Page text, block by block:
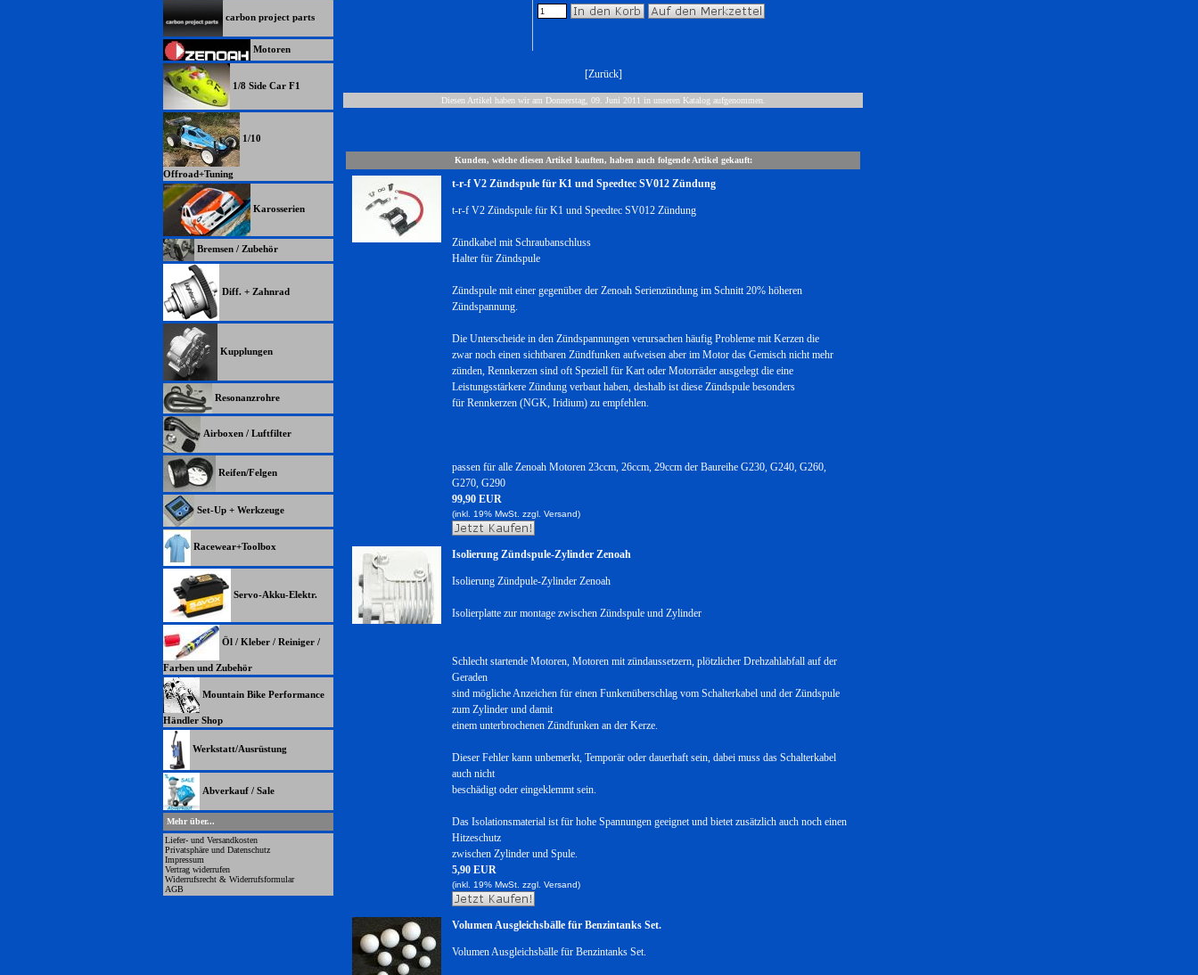
carbon project parts
Motoren
1/8 Side Car F1
1/10
Offroad+Tuning
Karosserien
Bremsen / Zubehör
Diff. + Zahnrad
Kupplungen
Resonanzrohre
Airboxen / Luftfilter
Reifen/Felgen
Set-Up + Werkzeuge
Racewear+Toolbox
Servo-Akku-Elektr.
Öl / Kleber / Reiniger /
Farben und Zubehör
Mountain Bike Performance
Händler Shop
Werkstatt/Ausrüstung
Abverkauf / Sale
Mehr über...
Liefer- und Versandkosten
Privatsphäre und Datenschutz
Impressum
Vertrag widerrufen
Widerrufsrecht & Widerrufsformular
AGB
[Zurück]
Diesen Artikel haben wir am Donnerstag, 09. Juni 2011 in unseren Katalog aufgenommen.
Kunden, welche diesen Artikel kauften, haben auch folgende Artikel gekauft:
t-r-f V2 Zündspule für K1 und Speedtec SV012 Zündung
t-r-f V2 Zündspule für K1 und Speedtec SV012 Zündung
Zündkabel mit Schraubanschluss
Halter für Zündspule
Zündspule mit einer gegenüber der Zenoah Serienzündung im Schnitt 20% höheren
Zündspannung.
Die Unterscheide in den Zündspannungen verursachen häufig Probleme mit Kerzen die
zwar noch einen sichtbaren Zündfunken aufweisen aber im Motor das Gemisch nicht mehr
zünden, Rennkerzen sind oft Speziell für Kart oder Motorräder ausgelegt die eine
Leistungsstärkere Zündung verbaut haben, deshalb ist diese Zündspule besonders
für Rennkerzen (NGK, Iridium) zu empfehlen.
passen für alle Zenoah Motoren 23ccm, 26ccm, 29ccm der Baureihe G230, G240, G260,
G270, G290
99,90 EUR
(inkl. 19% MwSt. zzgl. Versand)
Isolierung Zündspule-Zylinder Zenoah
Isolierung Zündpule-Zylinder Zenoah
Isolierplatte zur montage zwischen Zündspule und Zylinder
Schlecht startende Motoren, Motoren mit zündaussetzern, plötzlicher Drehzahlabfall auf der
Geraden
sind mögliche Anzeichen für einen Funkenüberschlag vom Schalterkabel und der Zündspule
zum Zylinder und damit
einem unterbrochenen Zündfunken an der Kerze.
Dieser Fehler kann unbemerkt, Temporär oder dauerhaft sein, dabei muss das Schalterkabel
auch nicht
beschädigt oder eingeklemmt sein.
Das Isolationsmaterial ist für hohe Spannungen geeignet und bietet zusätzlich auch noch einen
Hitzeschutz
zwischen Zylinder und Spule.
5,90 EUR
(inkl. 19% MwSt. zzgl. Versand)
Volumen Ausgleichsbälle für Benzintanks Set.
Volumen Ausgleichsbälle für Benzintanks Set.